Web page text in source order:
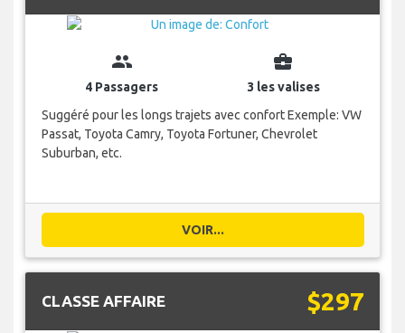
group
4 Passagers
business_center
3 les valises
Suggéré pour les longs trajets avec confort Exemple: VW
Passat, Toyota Camry, Toyota Fortuner, Chevrolet
Suburban, etc.
VOIR...
CLASSE AFFAIRE $297